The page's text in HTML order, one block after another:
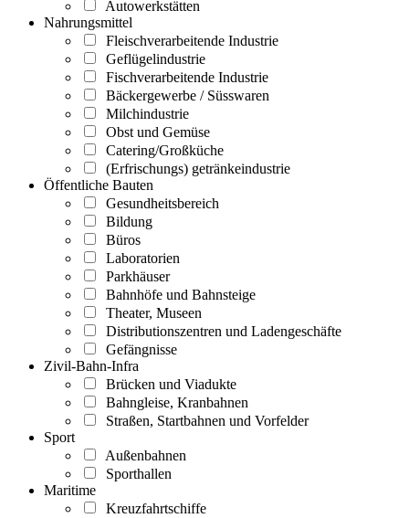
Autowerkstätten
Nahrungsmittel
Fleischverarbeitende Industrie
Geflügelindustrie
Fischverarbeitende Industrie
Bäckergewerbe / Süsswaren
Milchindustrie
Obst und Gemüse
Catering/Großküche
(Erfrischungs) getränkeindustrie
Öffentliche Bauten
Gesundheitsbereich
Bildung
Büros
Laboratorien
Parkhäuser
Bahnhöfe und Bahnsteige
Theater, Museen
Distributionszentren und Ladengeschäfte
Gefängnisse
Zivil-Bahn-Infra
Brücken und Viadukte
Bahngleise, Kranbahnen
Straßen, Startbahnen und Vorfelder
Sport
Außenbahnen
Sporthallen
Maritime
Kreuzfahrtschiffe